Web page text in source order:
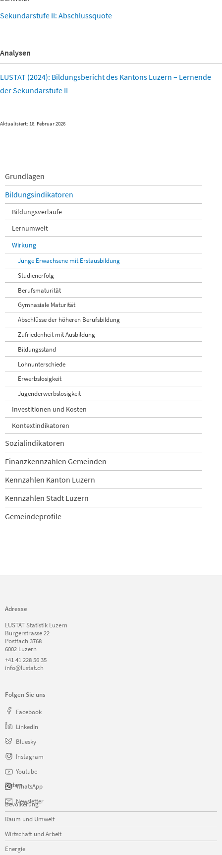
Sekundarstufe II: Abschlussquote
Analysen
LUSTAT (2024): Bildungsbericht des Kantons Luzern – Lernende
der Sekundarstufe II
Aktualisiert: 16. Februar 2026
Navigation
überspringen
Grundlagen
Bildungsindikatoren
Bildungsverläufe
Lernumwelt
Wirkung
Junge Erwachsene mit Erstausbildung
Studienerfolg
Berufsmaturität
Gymnasiale Maturität
Abschlüsse der höheren Berufsbildung
Zufriedenheit mit Ausbildung
Bildungsstand
Lohnunterschiede
Erwerbslosigkeit
Jugenderwerbslosigkeit
Investitionen und Kosten
Kontextindikatoren
Sozialindikatoren
Finanzkennzahlen Gemeinden
Kennzahlen Kanton Luzern
Kennzahlen Stadt Luzern
Gemeindeprofile
Adresse
LUSTAT Statistik Luzern
Burgerstrasse 22
Postfach 3768
6002 Luzern
+41 41 228 56 35
info@lustat.ch
Folgen Sie uns
Facebook
LinkedIn
Bluesky
Instagram
Youtube
WhatsApp
Newsletter
Daten
Navigation
überspringen
Bevölkerung
Raum und Umwelt
Wirtschaft und Arbeit
Energie